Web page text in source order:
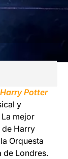
Potter
y
mejor
de Harry
Orquesta
de Londres.